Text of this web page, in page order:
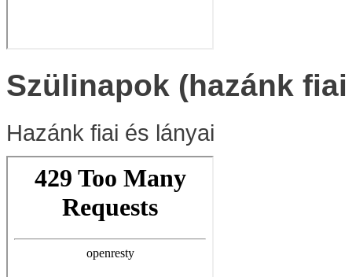
Szülinapok (hazánk
Hazánk fiai és lányai